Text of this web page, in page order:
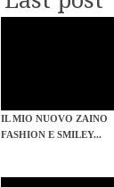
IL MIO NUOVO ZAINO
FASHION E SMILEY...